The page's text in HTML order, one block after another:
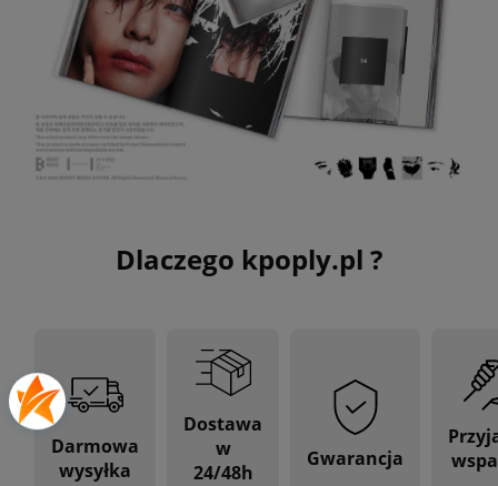
Dlaczego kpoply.pl ?
Darmowa
wysyłka
Dostawa
w
24/48h
Gwarancja